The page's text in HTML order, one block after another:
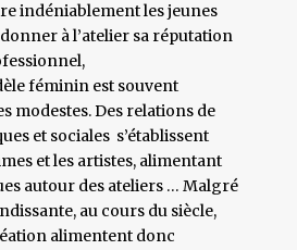
indéniablement les jeunes
à l’atelier sa réputation
féminin est souvent
modestes. Des relations de
et sociales s’établissent
et les artistes, alimentant
autour des ateliers … Malgré
au cours du siècle,
alimentent donc